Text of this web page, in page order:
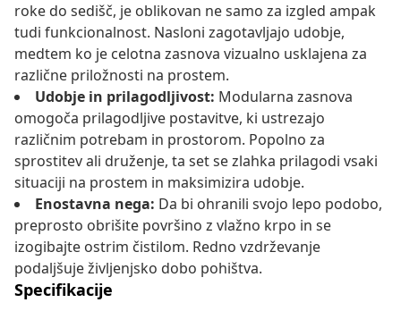
roke do sedišč, je oblikovan ne samo za izgled ampak
tudi funkcionalnost. Nasloni zagotavljajo udobje,
medtem ko je celotna zasnova vizualno usklajena za
različne priložnosti na prostem.
Udobje in prilagodljivost: Modularna zasnova
omogoča prilagodljive postavitve, ki ustrezajo
različnim potrebam in prostorom. Popolno za
sprostitev ali druženje, ta set se zlahka prilagodi vsaki
situaciji na prostem in maksimizira udobje.
Enostavna nega: Da bi ohranili svojo lepo podobo,
preprosto obrišite površino z vlažno krpo in se
izogibajte ostrim čistilom. Redno vzdrževanje
podaljšuje življenjsko dobo pohištva.
Specifikacije